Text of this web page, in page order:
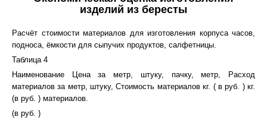
изделий из бересты
Расчёт стоимости материалов для изготовления корпуса часов,
подноса, ёмкости для сыпучих продуктов, салфетницы.
Таблица 4
Наименование Цена за метр, штуку, пачку, метр, Расход
материалов за метр, штуку, Стоимость материалов кг. ( в руб. ) кг.
(в руб. ) материалов.
(в руб. )